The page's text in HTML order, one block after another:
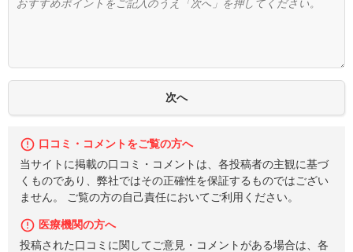
口コミ・コメントをご覧の方へ
当サイトに掲載の口コミ・コメントは、各投稿者の主観に基づ
くものであり、弊社ではその正確性を保証するものではござい
ません。 ご覧の方の自己責任においてご利用ください。
医療機関の方へ
投稿された口コミに関してご意見・コメントがある場合は、各